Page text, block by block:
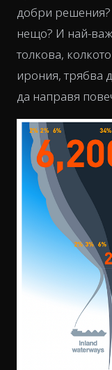
добри
нещо? И най-
толкова,
ирония, трябва
да направя